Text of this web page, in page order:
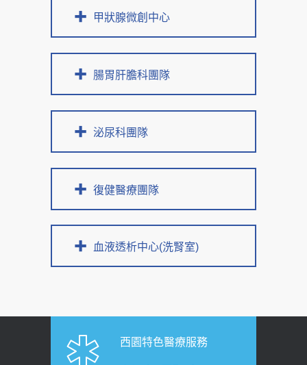
甲狀腺微創中心
腸胃肝膽科團隊
泌尿科團隊
復健醫療團隊
血液透析中心(洗腎室)
西園特色醫療服務